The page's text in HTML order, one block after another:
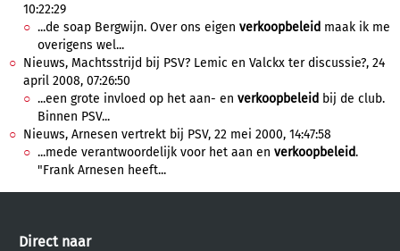
10:22:29
...de soap Bergwijn. Over ons eigen verkoopbeleid maak ik me
overigens wel...
Nieuws, Machtsstrijd bij PSV? Lemic en Valckx ter discussie?, 24
april 2008, 07:26:50
...een grote invloed op het aan- en verkoopbeleid bij de club.
Binnen PSV...
Nieuws, Arnesen vertrekt bij PSV, 22 mei 2000, 14:47:58
...mede verantwoordelijk voor het aan en verkoopbeleid.
"Frank Arnesen heeft...
Direct naar